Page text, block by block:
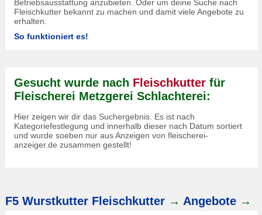
Betriebsausstattung anzubieten. Oder um deine Suche nach
Fleischkutter bekannt zu machen und damit viele Angebote zu
erhalten.
So funktioniert es!
Gesucht wurde nach Fleischkutter für
Fleischerei Metzgerei Schlachterei:
Hier zeigen wir dir das Suchergebnis. Es ist nach
Kategoriefestlegung und innerhalb dieser nach Datum sortiert
und wurde soeben nur aus Anzeigen von fleischerei-
anzeiger.de zusammen gestellt!
F5 Wurstkutter Fleischkutter → Angebote →